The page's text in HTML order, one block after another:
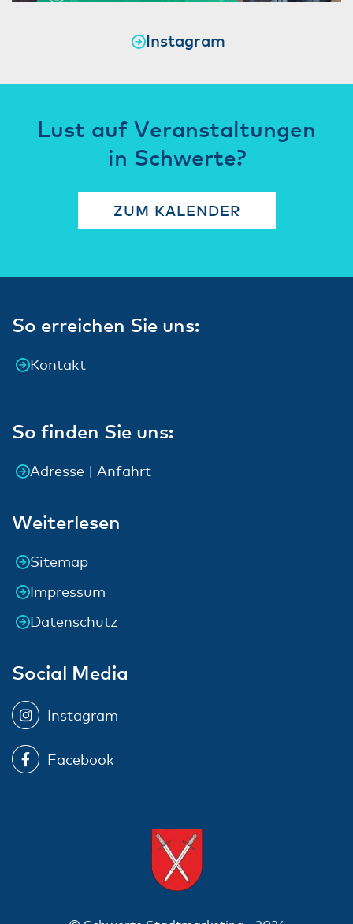
Instagram
Lust auf Veranstaltungen
in Schwerte?
ZUM KALENDER
So erreichen Sie uns:
Kontakt
So finden Sie uns:
Adresse | Anfahrt
Weiterlesen
Sitemap
Impressum
Datenschutz
Social Media
Instagram
Facebook